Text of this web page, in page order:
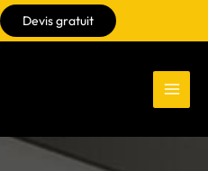
Devis gratuit